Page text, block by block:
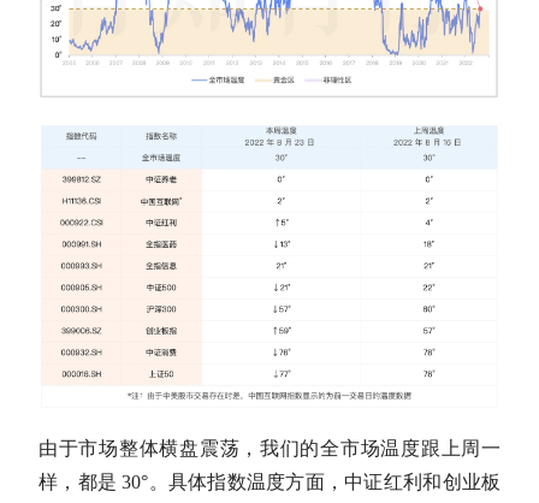
由于市场整体横盘震荡，我们的全市场温度跟上周一
样，都是 30°。具体指数温度方面，中证红利和创业板